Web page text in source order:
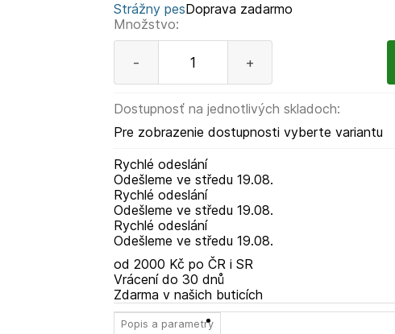
Strážny pes
Množstvo:
- +
Dostupnosť na jednotlivých skladoch:
Pre zobrazenie dostupnosti vyberte variantu
Rychlé odeslání
Odešleme ve středu 19.08.
Rychlé odeslání
Odešleme ve středu 19.08.
Rychlé odeslání
Odešleme ve středu 19.08.
Doprava zadarmo
od 2000 Kč po ČR i SR
Vrácení do 30 dnů
Zdarma v našich buticích
Popis a parametry